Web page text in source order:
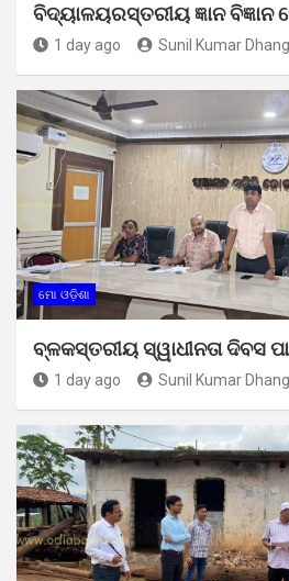
ବିଦ୍ୟାଳୟରସ୍ତରୀୟ ଜ୍ଞାନ ବିଜ୍ଞାନ
1 day ago Sunil Kumar
ମୋ ଓଡ଼ିଶା
ବ୍ଳକସ୍ତରୀୟ ସ୍ୱାଧୀନତା ଦିବସ
1 day ago Sunil Kumar